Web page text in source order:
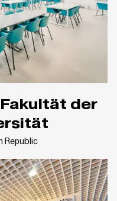
der
Republic